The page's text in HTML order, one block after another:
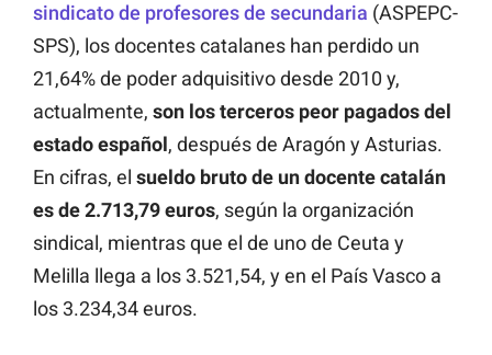
sindicato de profesores de secundaria (ASPEPC-
SPS), los docentes catalanes han perdido un
21,64% de poder adquisitivo desde 2010 y,
actualmente, son los terceros peor pagados del
estado español, después de Aragón y Asturias.
En cifras, el sueldo bruto de un docente catalán
es de 2.713,79 euros, según la organización
sindical, mientras que el de uno de Ceuta y
Melilla llega a los 3.521,54, y en el País Vasco a
los 3.234,34 euros.